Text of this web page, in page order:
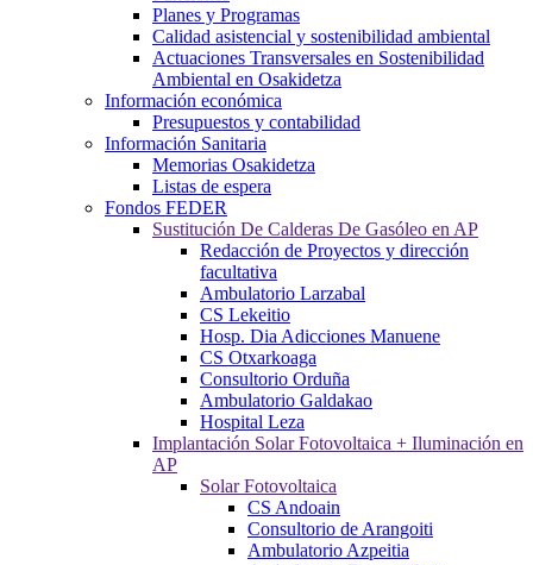
Planes y Programas
Calidad asistencial y sostenibilidad ambiental
Actuaciones Transversales en Sostenibilidad
Ambiental en Osakidetza
Información económica
Presupuestos y contabilidad
Información Sanitaria
Memorias Osakidetza
Listas de espera
Fondos FEDER
Sustitución De Calderas De Gasóleo en AP
Redacción de Proyectos y dirección
facultativa
Ambulatorio Larzabal
CS Lekeitio
Hosp. Dia Adicciones Manuene
CS Otxarkoaga
Consultorio Orduña
Ambulatorio Galdakao
Hospital Leza
Implantación Solar Fotovoltaica + Iluminación en
AP
Solar Fotovoltaica
CS Andoain
Consultorio de Arangoiti
Ambulatorio Azpeitia